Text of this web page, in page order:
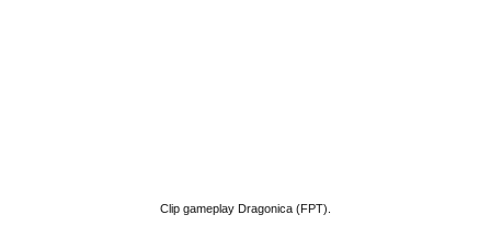
Clip gameplay Dragonica (FPT).